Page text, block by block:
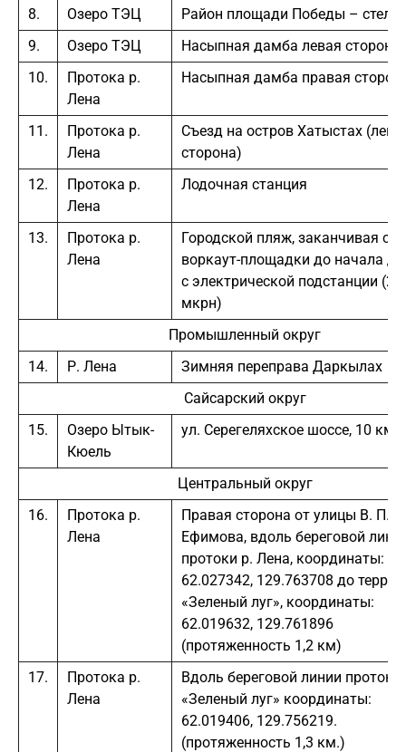
8.
Озеро ТЭЦ
Район площади Победы – стела
9.
Озеро ТЭЦ
Насыпная дамба левая сторона
10.
Протока р.
Лена
Насыпная дамба правая
11.
Протока р.
Лена
Съезд на остров Хатыстах
сторона)
12.
Протока р.
Лена
Лодочная станция
13.
Протока р.
Лена
Городской пляж, заканчивая с
воркаут-площадки до начала
с электрической подстанции
мкрн)
Промышленный округ
14.
Р. Лена
Зимняя переправа Даркылах
Сайсарский округ
15.
Озеро Ытык-
Кюель
ул. Серегеляхское шоссе, 10 км
Центральный округ
16.
Протока р.
Лена
Правая сторона от улицы В. П.
Ефимова, вдоль береговой
протоки р. Лена, координаты:
62.027342, 129.763708 до
«Зеленый луг», координаты:
62.019632, 129.761896
(протяженность 1,2 км)
17.
Протока р.
Лена
Вдоль береговой линии протоки
«Зеленый луг» координаты:
62.019406, 129.756219.
(протяженность 1,3 км.)